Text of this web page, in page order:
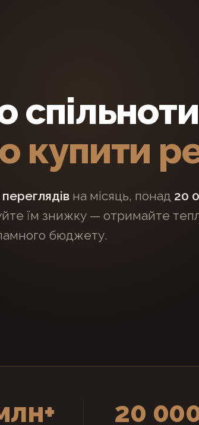
купити
на місяць, понад 20
їм знижку — отримайте
бюджету.
20